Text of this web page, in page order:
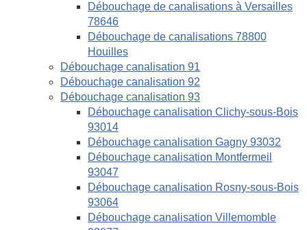
Débouchage de canalisations à Versailles
78646
Débouchage de canalisations 78800
Houilles
Débouchage canalisation 91
Débouchage canalisation 92
Débouchage canalisation 93
Débouchage canalisation Clichy-sous-Bois
93014
Débouchage canalisation Gagny 93032
Débouchage canalisation Montfermeil
93047
Débouchage canalisation Rosny-sous-Bois
93064
Débouchage canalisation Villemomble